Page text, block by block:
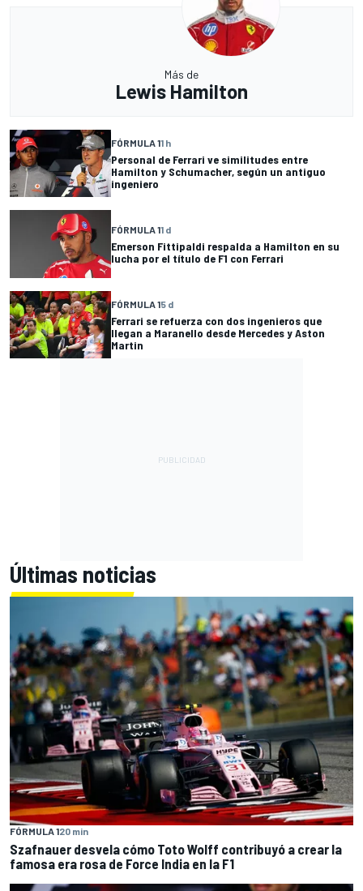
Más de
Lewis Hamilton
FÓRMULA 11 h
Personal de Ferrari ve similitudes entre
Hamilton y Schumacher, según un antiguo
ingeniero
FÓRMULA 11 d
Emerson Fittipaldi respalda a Hamilton en su
lucha por el título de F1 con Ferrari
FÓRMULA 15 d
Ferrari se refuerza con dos ingenieros que
llegan a Maranello desde Mercedes y Aston
Martin
Últimas noticias
FÓRMULA 120 min
Szafnauer desvela cómo Toto Wolff contribuyó a crear la
famosa era rosa de Force India en la F1